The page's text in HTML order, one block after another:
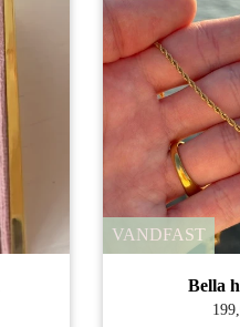
VANDFAST
Bella